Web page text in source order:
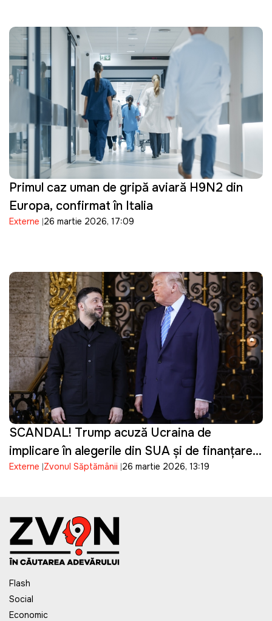
Primul caz uman de gripă aviară H9N2 din
Europa, confirmat în Italia
Externe 26 martie 2026, 17:09
SCANDAL! Trump acuză Ucraina de
implicare în alegerile din SUA și de finanțarea
campaniei lui Biden
Externe Zvonul Săptămânii 26 martie 2026, 13:19
Flash
Social
Economic